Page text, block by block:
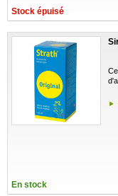
Stock épuisé
En stock